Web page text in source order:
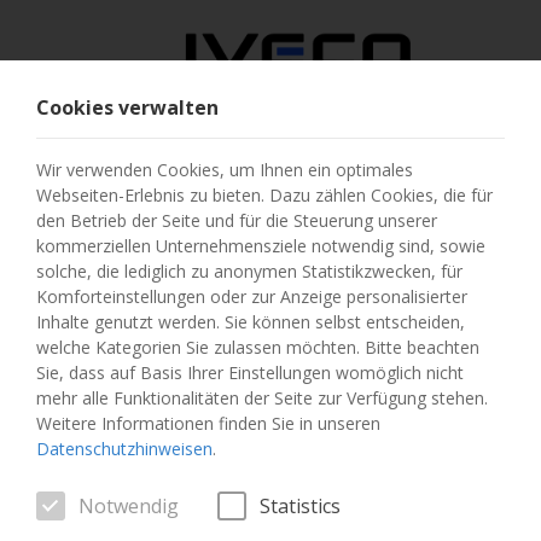
ÖSTERREICH
LAND AUSWÄHLEN
SPRACHE ÄNDERN
Toggle
navigation
MENU
FAHRZEUG
Cookies verwalten
Wir verwenden Cookies, um Ihnen ein optimales
Webseiten-Erlebnis zu bieten. Dazu zählen Cookies, die für
den Betrieb der Seite und für die Steuerung unserer
kommerziellen Unternehmensziele notwendig sind, sowie
solche, die lediglich zu anonymen Statistikzwecken, für
Komforteinstellungen oder zur Anzeige personalisierter
Inhalte genutzt werden. Sie können selbst entscheiden,
welche Kategorien Sie zulassen möchten. Bitte beachten
Sie, dass auf Basis Ihrer Einstellungen womöglich nicht
mehr alle Funktionalitäten der Seite zur Verfügung stehen.
Weitere Informationen finden Sie in unseren
Datenschutzhinweisen.
Notwendig Statistics